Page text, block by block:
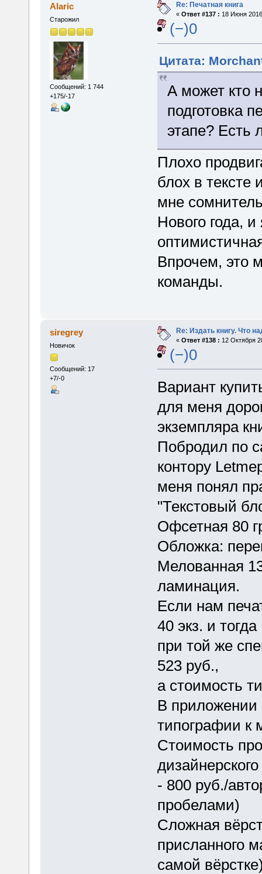
Alaric
Старожил
Сообщений: 1 744
+175/-17
Re: Печатная книга
« Ответ #137 : 18 Июня
(−)0
Цитата:
А может кто
подготовка
этапе? Есть
Плохо
блох в тексте
мне
Нового года,
Впрочем, это
команды.
siregrey
Новичок
Сообщений: 17
+7/-0
Re: Издать книгу. Что
« Ответ #138 : 12 Октября
(−)0
Вариант
для меня
экземпляра
Побродил по
контору
меня понял
"Текстовый
Офсетная 80
Обложка:
Мелованная
ламинация.
Если нам
40 экз. и тогда
при той же
523 руб.,
а стоимость
В
типографии к
Стоимость
- 800 руб./
пробелами)
Сложная
присланного
самой